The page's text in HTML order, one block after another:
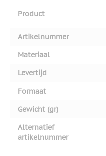
Product
Artikelnummer
Materiaal
Levertijd
Formaat
Gewicht (gr)
Alternatief
artikelnummer